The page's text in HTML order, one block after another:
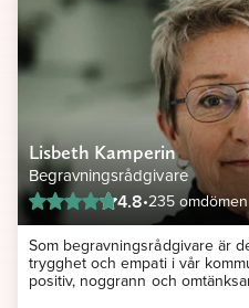
och lyssnad på - särskilt i
få.
Privat värdesätter jag min
hämtar gärna kraft i naturen.
och finner ro i att låta penseln
påminnelse om att vi alla bär
Varmt välkommen att kontakta
vacker och personligt avsked.
Lisbeth Kamperin
Begravningsrådgivare
4.8•235 omdömen
Som begravningsrådgivare är
trygghet och empati i vår
positiv, noggrann och